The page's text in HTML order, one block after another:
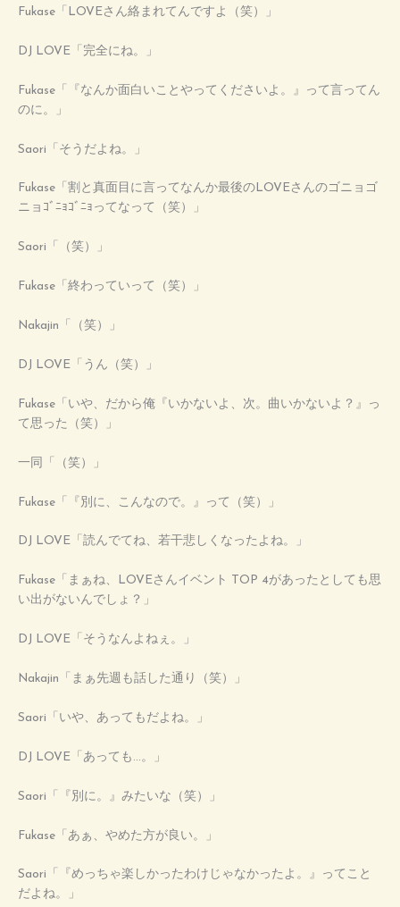
Fukase「LOVEさん絡まれてんですよ（笑）」
DJ LOVE「完全にね。」
Fukase「『なんか面白いことやってくださいよ。』って言ってん
のに。」
Saori「そうだよね。」
Fukase「割と真面目に言ってなんか最後のLOVEさんのゴニョゴ
ニョｺﾞﾆｮｺﾞﾆｮってなって（笑）」
Saori「（笑）」
Fukase「終わっていって（笑）」
Nakajin「（笑）」
DJ LOVE「うん（笑）」
Fukase「いや、だから俺『いかないよ、次。曲いかないよ？』っ
て思った（笑）」
一同「（笑）」
Fukase「『別に、こんなので。』って（笑）」
DJ LOVE「読んでてね、若干悲しくなったよね。」
Fukase「まぁね、LOVEさんイベント TOP 4があったとしても思
い出がないんでしょ？」
DJ LOVE「そうなんよねぇ。」
Nakajin「まぁ先週も話した通り（笑）」
Saori「いや、あってもだよね。」
DJ LOVE「あっても…。」
Saori「『別に。』みたいな（笑）」
Fukase「あぁ、やめた方が良い。」
Saori「『めっちゃ楽しかったわけじゃなかったよ。』ってこと
だよね。」